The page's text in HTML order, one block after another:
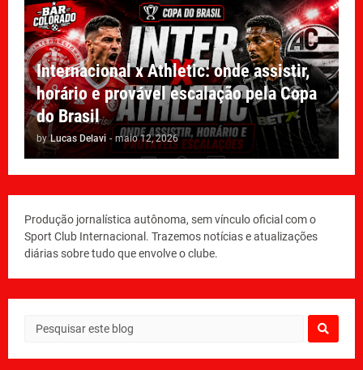
Internacional x Athletic: onde assistir,
horário e provável escalação pela Copa
do Brasil
by Lucas Delavi - maio 12, 2026
Produção jornalística autônoma, sem vínculo oficial com o
Sport Club Internacional. Trazemos notícias e atualizações
diárias sobre tudo que envolve o clube.